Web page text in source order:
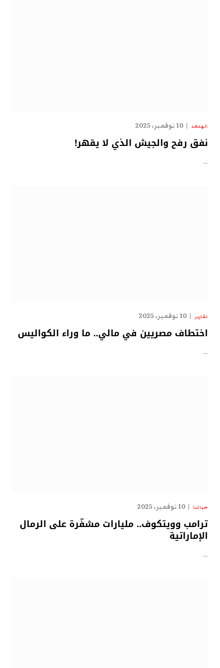
الهدهد 10 نوفمبر، 2025
نفق رفح والجيش الذي لا يقهر!
…
تقارير 10 نوفمبر، 2025
اختطاف مصريين في مالي.. ما وراء الكواليس
…
حياتنا 10 نوفمبر، 2025
ترامب وويتكوف.. مليارات مشفّرة على الرمال
الإماراتية
…